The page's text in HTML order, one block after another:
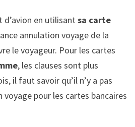
d’avion en utilisantsa carte
annulation voyage de la
le voyageur. Pour les cartes
, les clauses sont plus
il faut savoir qu’il n’y a pas
voyage pour les cartes bancaires